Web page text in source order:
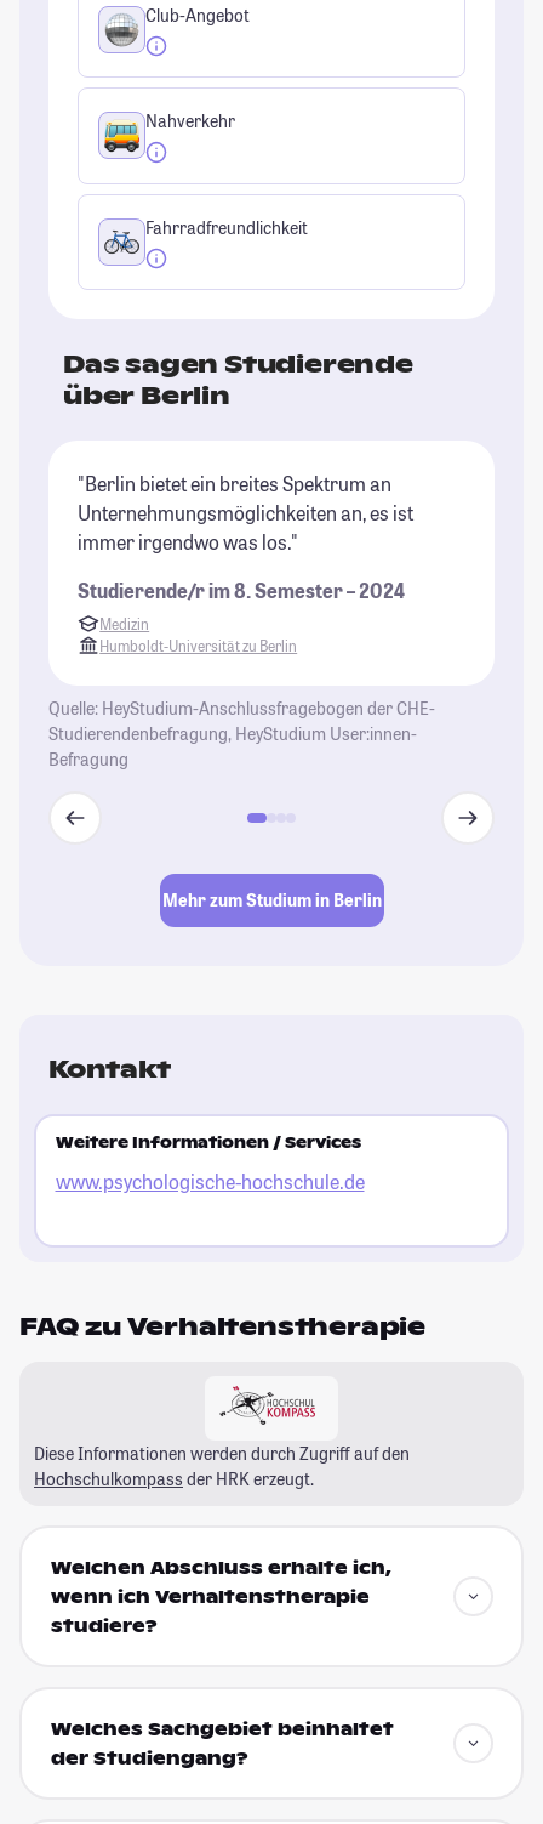
Club-Angebot
Nahverkehr
Fahrradfreundlichkeit
Das sagen Studierende
über Berlin
"Berlin bietet ein breites Spektrum an
Unternehmungsmöglichkeiten an, es ist
immer irgendwo was los."
Studierende/r im 8. Semester – 2024
Medizin
Humboldt-Universität zu Berlin
Quelle: HeyStudium-Anschlussfragebogen der CHE-
Studierendenbefragung, HeyStudium User:innen-
Befragung
Mehr zum Studium in Berlin
Kontakt
Weitere Informationen / Services
www.psychologische-hochschule.de
FAQ zu Verhaltenstherapie
Diese Informationen werden durch Zugriff auf den
Hochschulkompass der HRK erzeugt.
Welchen Abschluss erhalte ich,
wenn ich Verhaltenstherapie
studiere?
Welches Sachgebiet beinhaltet
der Studiengang?